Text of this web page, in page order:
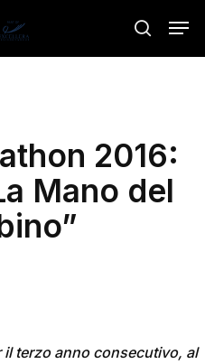
search
2016:
Mano del
il terzo anno consecutivo, al